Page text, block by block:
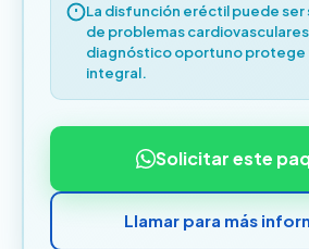
La disfunción eréctil puede ser
de problemas
diagnóstico oportuno protege
integral.
Solicitar este
Llamar para más